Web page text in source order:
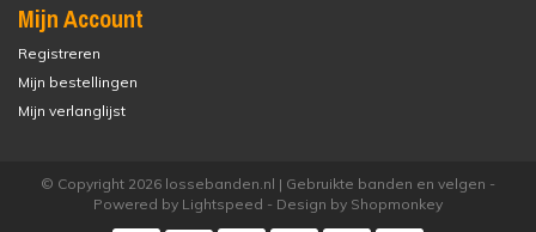
Mijn Account
Registreren
Mijn bestellingen
Mijn verlanglijst
© Copyright 2026 lossebanden.nl | Gebruikte banden en velgen -
Powered by Lightspeed - Design by Shopmonkey